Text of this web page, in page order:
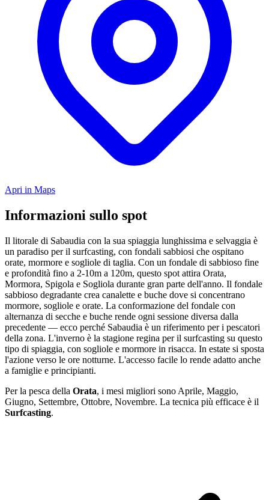
Apri in Maps
Informazioni sullo spot
Il litorale di Sabaudia con la sua spiaggia lunghissima e selvaggia è
un paradiso per il surfcasting, con fondali sabbiosi che ospitano
orate, mormore e sogliole di taglia. Con un fondale di sabbioso fine
e profondità fino a 2-10m a 120m, questo spot attira Orata,
Mormora, Spigola e Sogliola durante gran parte dell'anno. Il fondale
sabbioso degradante crea canalette e buche dove si concentrano
mormore, sogliole e orate. La conformazione del fondale con
alternanza di secche e buche rende ogni sessione diversa dalla
precedente — ecco perché Sabaudia è un riferimento per i pescatori
della zona. L'inverno è la stagione regina per il surfcasting su questo
tipo di spiaggia, con sogliole e mormore in risacca. In estate si sposta
l'azione verso le ore notturne. L'accesso facile lo rende adatto anche
a famiglie e principianti.
Per la pesca della Orata, i mesi migliori sono Aprile, Maggio,
Giugno, Settembre, Ottobre, Novembre. La tecnica più efficace è il
Surfcasting.